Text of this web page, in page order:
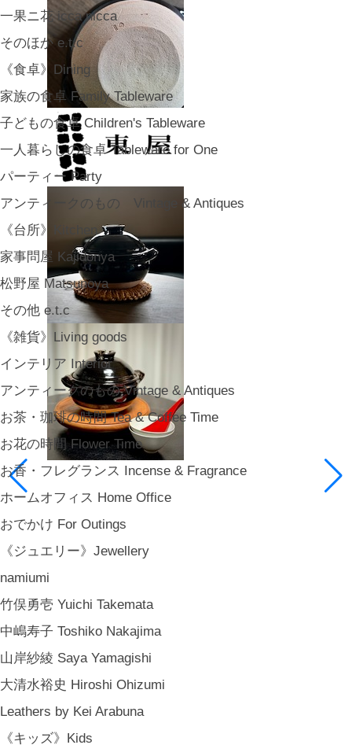
一果ニ花 icca nicca
そのほか e.t.c
《食卓》Dining
家族の食卓 Family Tableware
子どもの食卓 Children's Tableware
一人暮らしの食卓 Tableware for One
パーティー Party
アンティークのもの Vintage & Antiques
《台所》Kitchen
家事問屋 Kajidonya
松野屋 Matsunoya
その他 e.t.c
《雑貨》Living goods
インテリア Interior
アンティークのもの Vintage & Antiques
お茶・珈琲の時間 Tea & Coffee Time
お花の時間 Flower Time
お香・フレグランス Incense & Fragrance
ホームオフィス Home Office
おでかけ For Outings
《ジュエリー》Jewellery
namiumi
竹俣勇壱 Yuichi Takemata
中嶋寿子 Toshiko Nakajima
山岸紗綾 Saya Yamagishi
大清水裕史 Hiroshi Ohizumi
Leathers by Kei Arabuna
《キッズ》Kids